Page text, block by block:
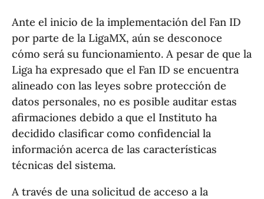
Ante el inicio de la implementación del Fan ID
por parte de la LigaMX, aún se desconoce
cómo será su funcionamiento. A pesar de que la
Liga ha expresado que el Fan ID se encuentra
alineado con las leyes sobre protección de
datos personales, no es posible auditar estas
afirmaciones debido a que el Instituto ha
decidido clasificar como confidencial la
información acerca de las características
técnicas del sistema.
A través de una solicitud de acceso a la